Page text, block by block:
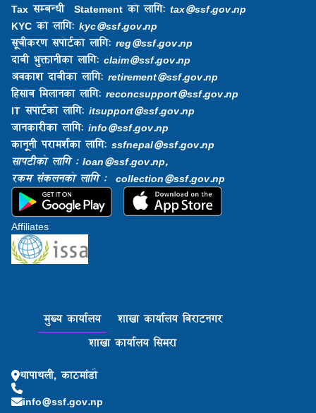
Tax सम्बन्धी Statement को लागि: tax@ssf.gov.np
KYC को लागि: kyc@ssf.gov.np
सूचीकरण सपोर्टको लागि: reg@ssf.gov.np
दाबी भुक्तानीका लागि: claim@ssf.gov.np
अवकाश दाबीका लागि: retirement@ssf.gov.np
हिसाब मिलानका लागि: reconcsupport@ssf.gov.np
IT सपोर्टको लागि: itsupport@ssf.gov.np
जानकारीका लागि: info@ssf.gov.np​
कानूनी परामर्शका लागि: ssfnepal@ssf.gov.np​
सापटीको लागि : loan@ssf.gov.np,
रकम संकलनको लागि : collection@ssf.gov.np
Affiliates
मुख्य कार्यालय
शाखा कार्यालय बिराटनगर
शाखा कार्यालय सिमरा
थापाथली, काठमांडौ
info@ssf.gov.np